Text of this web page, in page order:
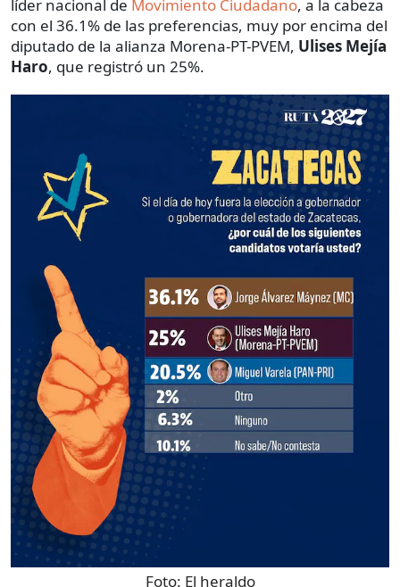
líder nacional de Movimiento Ciudadano, a la cabeza
con el 36.1% de las preferencias, muy por encima del
diputado de la alianza Morena-PT-PVEM, Ulises Mejía
Haro, que registró un 25%.
Foto: El heraldo